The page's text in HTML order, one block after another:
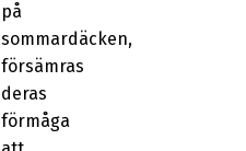
på
sommardäcken,
försämras
deras
förmåga